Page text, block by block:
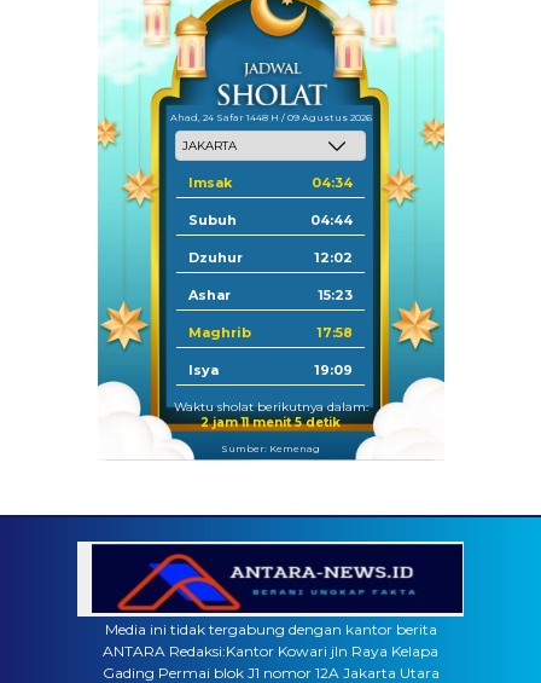
Ahad, 24 Safar 1448 H / 09 Agustus 2026
Imsak 04:34
Subuh 04:44
Dzuhur 12:02
Ashar 15:23
Maghrib 17:58
Isya 19:09
Waktu sholat berikutnya dalam:
2 jam 11 menit 4 detik
Sumber: Kemenag
Media ini tidak tergabung dengan kantor berita
ANTARA Redaksi:Kantor Kowari jln Raya Kelapa
Gading Permai blok J1 nomor 12A Jakarta Utara